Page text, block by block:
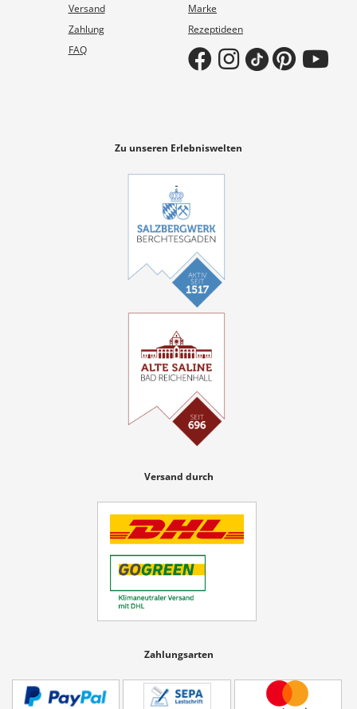
Versand
Zahlung
FAQ
Marke
Rezeptideen
Zu unseren Erlebniswelten
Versand durch
Zahlungsarten